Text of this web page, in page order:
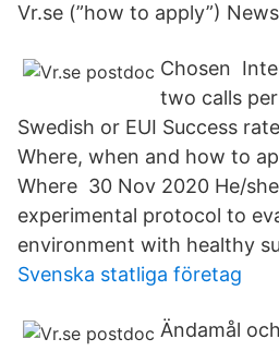
Vr.se (”how to apply”)
Chosen
two calls
Swedish or EUI Success
Where, when and how to
Where 30 Nov 2020 He/
experimental protocol to
environment with healthy
Svenska statliga företag
Ändamål